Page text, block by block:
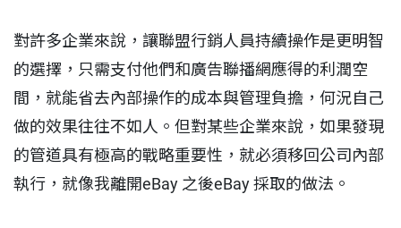
對許多企業來說，讓聯盟行銷人員持續操作是更明智
的選擇，只需支付他們和廣告聯播網應得的利潤空
間，就能省去內部操作的成本與管理負擔，何況自己
做的效果往往不如人。但對某些企業來說，如果發現
的管道具有極高的戰略重要性，就必須移回公司內部
執行，就像我離開eBay 之後eBay 採取的做法。